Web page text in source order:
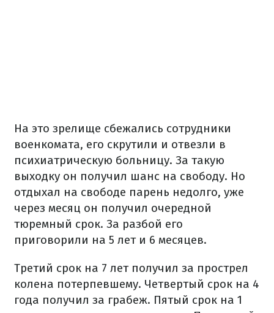
На это зрелище сбежались сотрудники
военкомата, его скрутили и отвезли в
психиатрическую больницу. За такую
выходку он получил шанс на свободу. Но
отдыхал на свободе парень недолго, уже
через месяц он получил очередной
тюремный срок. За разбой его
приговорили на 5 лет и 6 месяцев.
Третий срок на 7 лет получил за прострел
колена потерпевшему. Четвертый срок на 4
года получил за грабеж. Пятый срок на 1